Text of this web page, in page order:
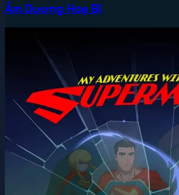
Âm Dương Hoạ Bì